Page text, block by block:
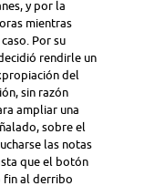
y por la
mientras
Por su
rendirle un
del
sin razón
ampliar una
sobre el
las notas
que el botón
fin al derribo